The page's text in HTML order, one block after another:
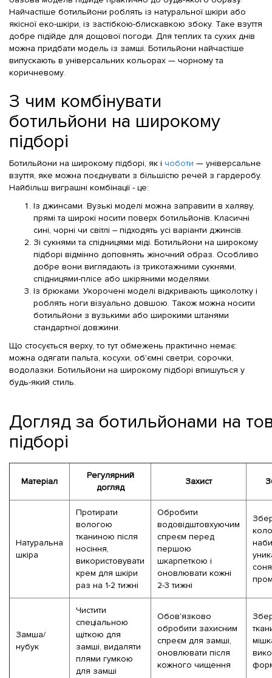
Найчастіше ботильйони роблять із натуральної шкіри або
якісної еко-шкіри, із застібкою-блискавкою збоку. Таке взуття
добре підійде для дощової погоди. Для теплих та сухих днів
можна придбати модель із замші. Ботильйони найчастіше
випускають в універсальних кольорах — чорному та
коричневому.
З чим комбінувати
ботильйони на широкому
підборі
Ботильйони на широкому підборі, як і чоботи — універсальне
взуття, яке можна поєднувати з більшістю речей з гардеробу.
Найбільш виграшні комбінації - це:
Із джинсами. Вузькі моделі можна заправити в халяву,
прямі та широкі носити поверх ботильйонів. Класичні
сині, чорні чи світлі – підходять усі варіанти джинсів.
Зі сукнями та спідницями міді. Ботильйони на широкому
підборі відмінно доповнять жіночний образ. Особливо
добре вони виглядають із трикотажними сукнями,
спідницями-плісе або шкіряними моделями.
Із брюками. Укорочені моделі відкривають щиколотку і
роблять ноги візуально довшою. Також можна носити
ботильйони з вузькими або широкими штанями
стандартної довжини.
Що стосується верху, то тут обмежень практично немає:
можна одягати пальта, косухи, об'ємні светри, сорочки,
водолазки. Ботильйони на широкому підборі впишуться у
будь-який стиль.
Догляд за ботильйонами на
підборі
Матеріал
Регулярний
догляд
Захист
Натуральна
шкіра
Протирати
вологою
тканиною після
носіння,
використовувати
крем для шкіри
раз на 1-2 тижні
Обробити
водовідштовхуючим
спреєм перед
першою
шкарпеткою і
оновлювати кожні
2-3 тижні
Замша/
нубук
Чистити
спеціальною
щіткою для
замші, видаляти
плями гумкою
для замші
Обов'язково
обробити захисним
спреєм для замші,
оновлювати після
кожного чищення